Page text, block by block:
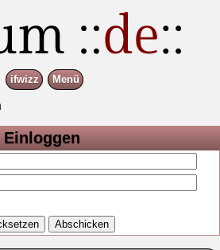
ifwizz Menü
Einloggen